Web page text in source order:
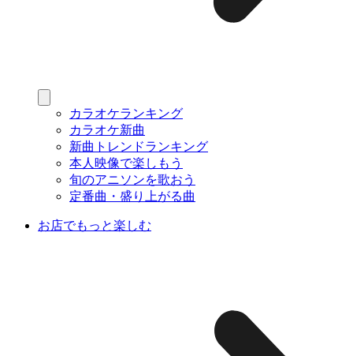
カラオケランキング
カラオケ新曲
新曲トレンドランキング
本人映像で楽しもう
旬のアニソンを歌おう
定番曲・盛り上がる曲
お店でもっと楽しむ